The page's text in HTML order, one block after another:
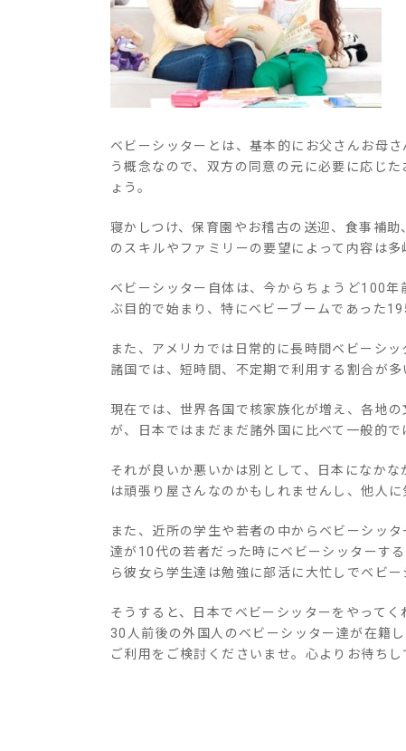
ベビーシッターとは、基本的にお父さんお母
う概念なので、双方の同意の元に必要に応じ
ょう。
寝かしつけ、保育園やお稽古の送迎、食事補
のスキルやファミリーの要望によって内容は
ベビーシッター自体は、今からちょうど100
ぶ目的で始まり、特にベビーブームであった
また、アメリカでは日常的に長時間ベビーシ
諸国では、短時間、不定期で利用する割合が多
現在では、世界各国で核家族化が増え、各地
が、日本ではまだまだ諸外国に比べて一般的で
それが良いか悪いかは別として、日本になか
は頑張り屋さんなのかもしれませんし、他人
また、近所の学生や若者の中からベビーシッ
達が10代の若者だった時にベビーシッターす
ら彼女ら学生達は勉強に部活に大忙しでベビ
そうすると、日本でベビーシッターをやって
30人前後の外国人のベビーシッター達が在籍
ご利用をご検討くださいませ。心よりお待ちし